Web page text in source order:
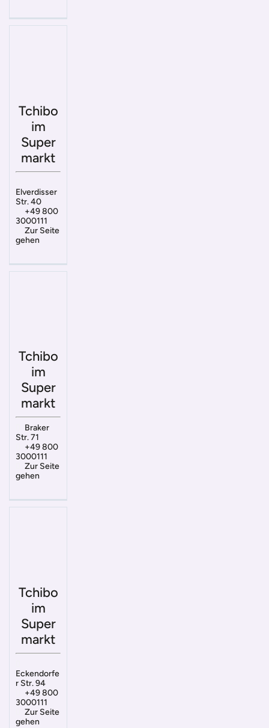
Tchibo
im
Super
markt
Elverdisser
Str. 40
+49 800
3000111
Zur Seite
gehen
Tchibo
im
Super
markt
Braker
Str. 71
+49 800
3000111
Zur Seite
gehen
Tchibo
im
Super
markt
Eckendorfe
r Str. 94
+49 800
3000111
Zur Seite
gehen